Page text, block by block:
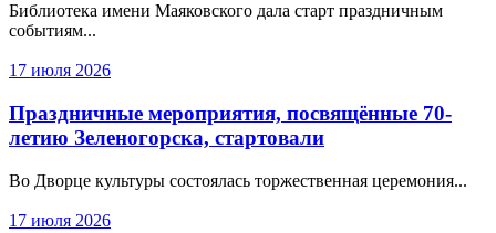
Библиотека имени Маяковского дала старт праздничным
событиям...
17 июля 2026
Праздничные мероприятия, посвящённые 70-
летию Зеленогорска, стартовали
Во Дворце культуры состоялась торжественная церемония...
17 июля 2026